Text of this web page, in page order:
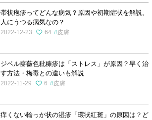
帯状疱疹ってどんな病気？原因や初期症状を解説。
人にうつる病気なの？
2022-12-23 64 皮膚
ジベル薔薇色粃糠疹は「ストレス」が原因？早く治
す方法・梅毒との違いも解説
2022-11-29 6 皮膚
痒くない輪っか状の湿疹「環状紅斑」の原因は？ど